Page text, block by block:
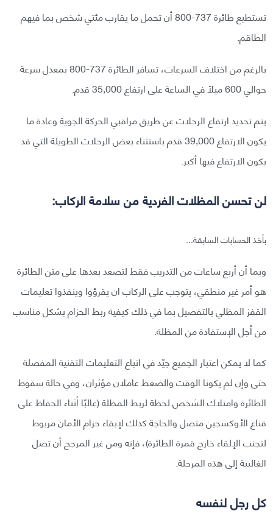
تستطيع طائرة 737-800 أن تحمل ما يقارب مئتي شخص بما فيهم
الطاقم.
بالرغم من اختلاف السرعات، تسافر الطائرة 737-800 بمعدل سرعة
حوالي 600 ميلًا في الساعة على ارتفاع 35,000 قدم.
يتم تحديد ارتفاع الرحلات عن طريق مراقبي الحركة الجوية وعادة ما
يكون الارتفاع 39,000 قدم باستثناء بعض الرحلات الطويلة التي قد
يكون الارتفاع فيها أكبر.
لن تحسن المظلات الفردية من سلامة الركاب:
بأخذ الحسابات السابقة...
وبما أن أربع ساعات من التدريب فقط لتصعد بعدها على متن الطائرة
هو أمر غير منطقي، يتوجب على الركاب ان يقرؤوا وينفذوا تعليمات
القفز المظلي بالتفصيل بما في ذلك كيفية ربط الحزام بشكل مناسب
من أجل الإستفادة من المظلة.
كما لا يمكن اعتبار الجميع جيّد في اتباع التعليمات التقنية المفصلة
حتى وإن لم يكونا الوقت والضغط عاملان مؤثران، وفي حالة سقوط
الطائرة وامتلاك الشخص لحظة لربط المظلة (غالبًا أثناء الحفاظ على
قناع الأوكسجين متصل والحاجة كذلك لإبقاء حزام الأمان مربوط
لتجنب الإلقاء خارج قمرة الطائرة)، فإنه ومن غير المرجح أن تصل
الغالبية إلى هذه المرحلة.
كل رجل لنفسه